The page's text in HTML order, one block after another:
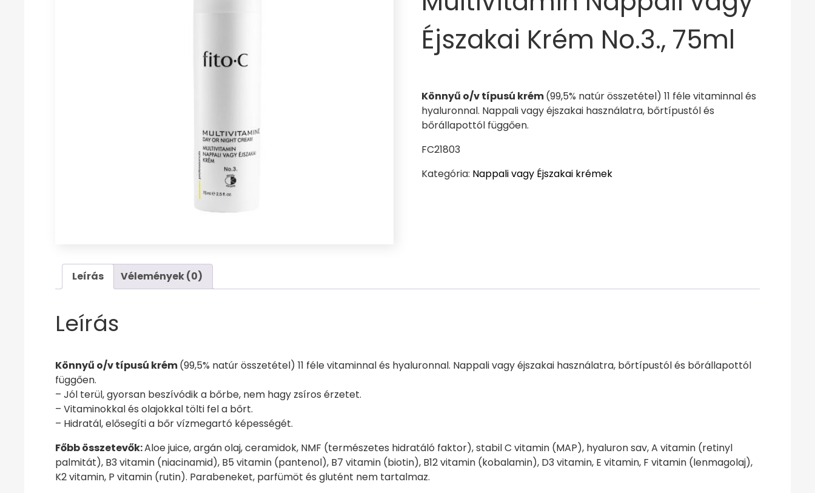
Éjszakai Krém No.3., 75ml
Könnyű o/v típusú krém(99,5% natúr összetétel) 11 féle vitaminnal és
hyaluronnal. Nappali vagy éjszakai használatra, bőrtípustól és
bőrállapottól függően.
FC21803
Kategória: Nappali vagy Éjszakai krémek
Leírás Vélemények (0)
Leírás
Könnyű o/v típusú krém(99,5% natúr összetétel) 11 féle vitaminnal és hyaluronnal. Nappali vagy éjszakai használatra, bőrtípustól és bőrállapottól
függően.
– Jól terül, gyorsan beszívódik a bőrbe, nem hagy zsíros érzetet.
– Vitaminokkal és olajokkal tölti fel a bőrt.
– Hidratál, elősegíti a bőr vízmegartó képességét.
Főbb összetevők:Aloe juice, argán olaj, ceramidok, NMF (természetes hidratáló faktor), stabil C vitamin (MAP), hyaluron sav, A vitamin (retinyl
palmitát), B3 vitamin (niacinamid), B5 vitamin (pantenol), B7 vitamin (biotin), B12 vitamin (kobalamin), D3 vitamin, E vitamin, F vitamin (lenmagolaj),
K2 vitamin, P vitamin (rutin). Parabeneket, parfümöt és glutént nem tartalmaz.